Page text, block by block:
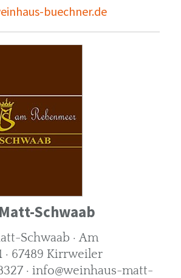
buechner.de
Schwaab
Schwaab · Am
· 67489 Kirrweiler
· info@weinhaus-matt-